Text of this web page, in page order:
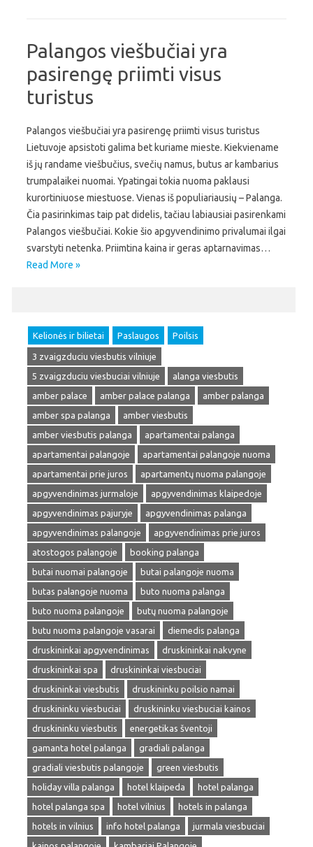
Palangos viešbučiai yra
pasirengę priimti visus
turistus
Palangos viešbučiai yra pasirengę priimti visus turistus
Lietuvoje apsistoti galima bet kuriame mieste. Kiekviename
iš jų randame viešbučius, svečių namus, butus ar kambarius
trumpalaikei nuomai. Ypatingai tokia nuoma paklausi
kurortiniuose miestuose. Vienas iš populiariausių – Palanga.
Čia pasirinkimas taip pat didelis, tačiau labiausiai pasirenkami
Palangos viešbučiai. Kokie šio apgyvendinimo privalumai ilgai
svarstyti netenka. Priimtina kaina ir geras aptarnavimas…
Read More »
Kelionės ir bilietai Paslaugos Poilsis
3 zvaigzduciu viesbutis vilniuje
5 zvaigzduciu viesbuciai vilniuje
alanga viesbutis
amber palace
amber palace palanga
amber palanga
amber spa palanga
amber viesbutis
amber viesbutis palanga
apartamentai palanga
apartamentai palangoje
apartamentai palangoje nuoma
apartamentai prie juros
apartamentų nuoma palangoje
apgyvendinimas jurmaloje
apgyvendinimas klaipedoje
apgyvendinimas pajuryje
apgyvendinimas palanga
apgyvendinimas palangoje
apgyvendinimas prie juros
atostogos palangoje
booking palanga
butai nuomai palangoje
butai palangoje nuoma
butas palangoje nuoma
buto nuoma palanga
buto nuoma palangoje
butų nuoma palangoje
butu nuoma palangoje vasarai
diemedis palanga
druskininkai apgyvendinimas
druskininkai nakvyne
druskininkai spa
druskininkai viesbuciai
druskininkai viesbutis
druskininku poilsio namai
druskininku viesbuciai
druskininku viesbuciai kainos
druskininku viesbutis
energetikas šventoji
gamanta hotel palanga
gradiali palanga
gradiali viesbutis palangoje
green viesbutis
holiday villa palanga
hotel klaipeda
hotel palanga
hotel palanga spa
hotel vilnius
hotels in palanga
hotels in vilnius
info hotel palanga
jurmala viesbuciai